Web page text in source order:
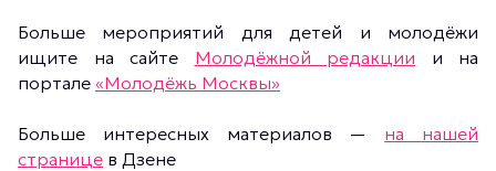
Больше мероприятий для детей и молодёжи
ищите на сайте Молодёжной редакции и на
портале «Молодёжь Москвы»
Больше интересных материалов — на нашей
странице в Дзене